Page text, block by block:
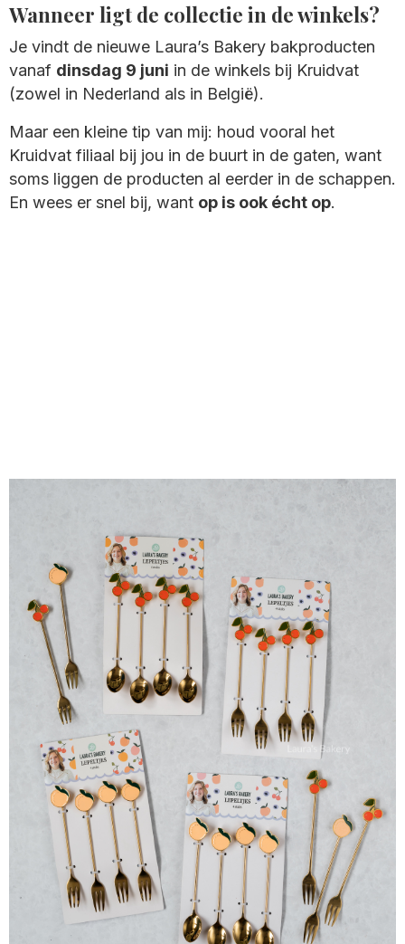
Wanneer ligt de collectie in de winkels?
Je vindt de nieuwe Laura’s Bakery bakproducten
vanaf dinsdag 9 juni in de winkels bij Kruidvat
(zowel in Nederland als in België).
Maar een kleine tip van mij: houd vooral het
Kruidvat filiaal bij jou in de buurt in de gaten, want
soms liggen de producten al eerder in de schappen.
En wees er snel bij, want op is ook écht op.